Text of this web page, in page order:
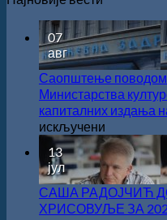
07
авг
Саопштење поводом
Министарства
капиталних издања
искључени
поводом
резултата
конкурса
13
јул
САША РАДОЈЧИЋ
ХРИСОВУЉЕ ЗА